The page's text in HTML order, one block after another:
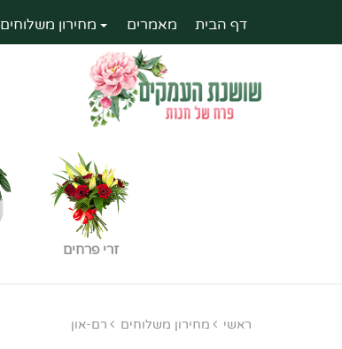
דף הבית מאמרים מחירון משלוחים
זרי פרחים
ראשי מחירון משלוחים רם-און